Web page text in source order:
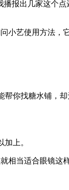
报出几家这个
小艺使用方法，
你找糖水铺，
上。
相当适合眼镜这